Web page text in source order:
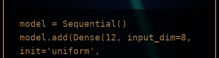
model = Sequential()
model.add(Dense(12, input_dim=8,
init='uniform',